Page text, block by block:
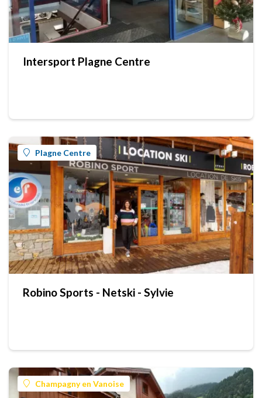
Intersport Plagne Centre
Plagne Centre
Robino Sports - Netski - Sylvie
Champagny en Vanoise